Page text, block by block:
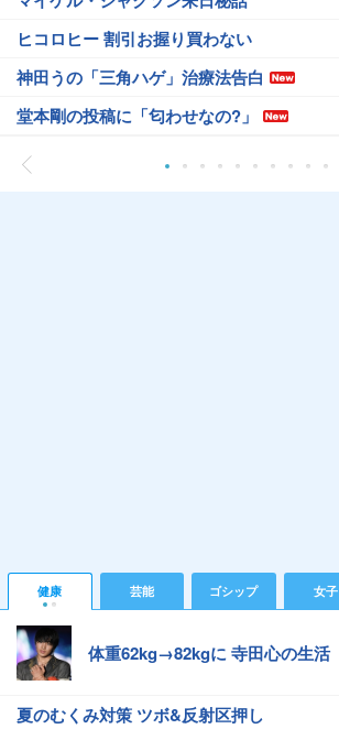
ヒコロヒー 割引お握り買わない
神田うの「三角ハゲ」治療法告白
堂本剛の投稿に「匂わせなの?」
健康 芸能 ゴシップ 女子
体重62kg→82kgに 寺田心の生活
夏のむくみ対策 ツボ&反射区押し